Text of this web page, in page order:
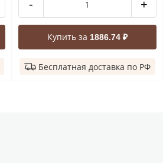
- +
Купить за 1886.74 ₽
Бесплатная доставка по РФ